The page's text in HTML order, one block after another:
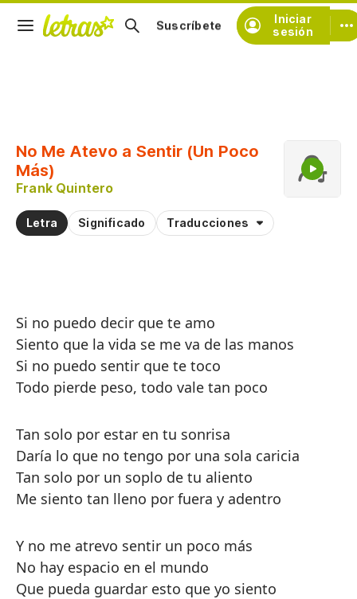
Iniciar
sesión
Suscríbete
No Me Atevo a Sentir (Un Poco
Más)
Frank Quintero
Letra Significado Traducciones
Si no puedo decir que te amo
Siento que la vida se me va de las manos
Si no puedo sentir que te toco
Todo pierde peso, todo vale tan poco
Tan solo por estar en tu sonrisa
Daría lo que no tengo por una sola caricia
Tan solo por un soplo de tu aliento
Me siento tan lleno por fuera y adentro
Y no me atrevo sentir un poco más
No hay espacio en el mundo
Que pueda guardar esto que yo siento
Practicar la pronunciación de